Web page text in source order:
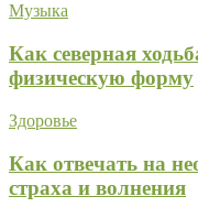
Музыка
Как северная
физическую форму
Здоровье
Как отвечать на
страха и волнения